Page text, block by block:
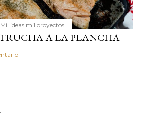
Mil ideas mil proyectos
TRUCHA A LA PLANCHA